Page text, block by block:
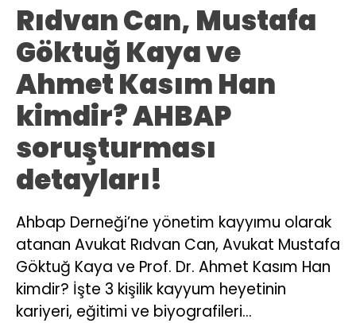
Rıdvan Can, Mustafa
Göktuğ Kaya ve
Ahmet Kasım Han
kimdir? AHBAP
soruşturması
detayları!
Ahbap Derneği’ne yönetim kayyımu olarak
atanan Avukat Rıdvan Can, Avukat Mustafa
Göktuğ Kaya ve Prof. Dr. Ahmet Kasım Han
kimdir? İşte 3 kişilik kayyum heyetinin
kariyeri, eğitimi ve biyografileri…